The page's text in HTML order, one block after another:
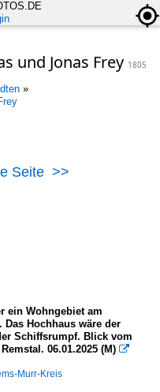
und Jonas Frey 1805
»
(Stuttgart ; München)
Seite >>
ein Wohngebiet am
Das Hochhaus wäre der
Schiffsrumpf. Blick vom
06.01.2025 (M) 
Murr-Kreis